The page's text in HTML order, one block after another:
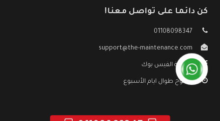
كن دائما على تواصل معنا!
01108098347
support@the-maintenance.com
صفحة الفيس بوك
مفتوح طوال ايام الأسبوع